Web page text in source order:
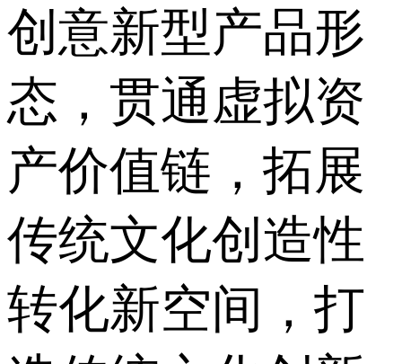
创意新型产品形
态，贯通虚拟资
产价值链，拓展
传统文化创造性
转化新空间，打